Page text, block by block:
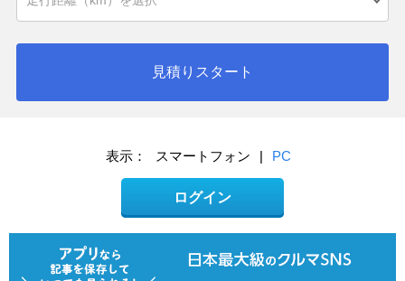
見積りスタート
表示： スマートフォン | PC
ログイン